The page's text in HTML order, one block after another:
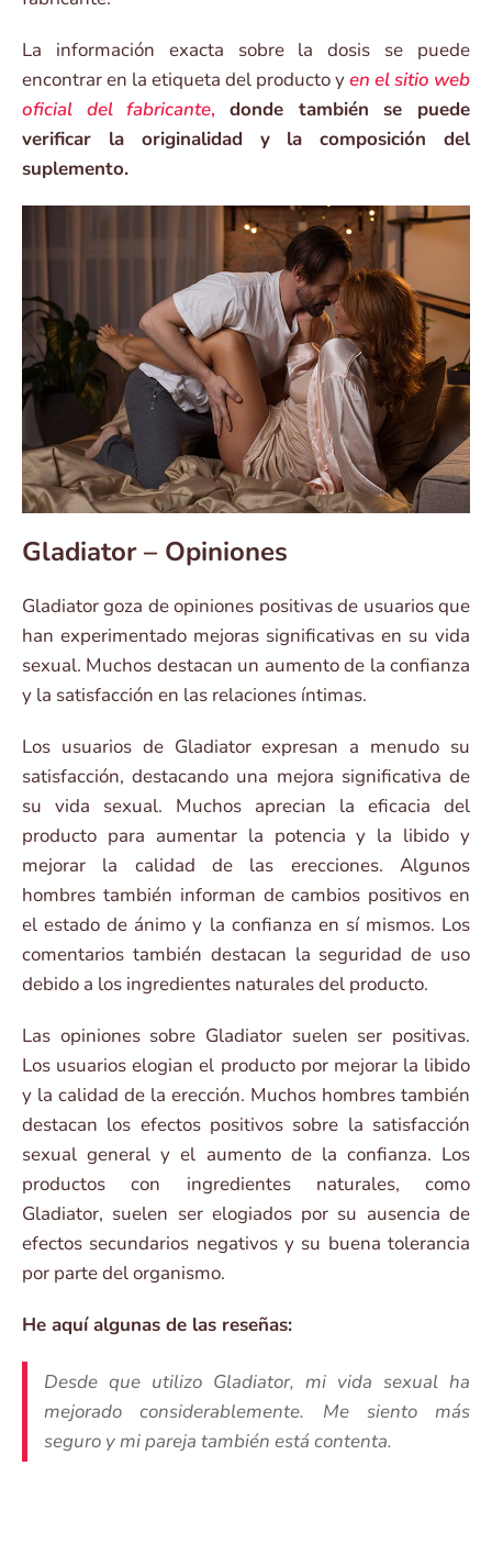
La información exacta sobre la dosis se puede
encontrar en la etiqueta del producto yen el sitio web
oficial del fabricante,donde también se puede
verificar la originalidad y la composición del
suplemento.
Gladiator – Opiniones
Gladiator goza de opiniones positivas de usuarios que
han experimentado mejoras significativas en su vida
sexual. Muchos destacan un aumento de la confianza
y la satisfacción en las relaciones íntimas.
Los usuarios de Gladiator expresan a menudo su
satisfacción, destacando una mejora significativa de
su vida sexual. Muchos aprecian la eficacia del
producto para aumentar la potencia y la libido y
mejorar la calidad de las erecciones. Algunos
hombres también informan de cambios positivos en
el estado de ánimo y la confianza en sí mismos. Los
comentarios también destacan la seguridad de uso
debido a los ingredientes naturales del producto.
Las opiniones sobre Gladiator suelen ser positivas.
Los usuarios elogian el producto por mejorar la libido
y la calidad de la erección. Muchos hombres también
destacan los efectos positivos sobre la satisfacción
sexual general y el aumento de la confianza. Los
productos con ingredientes naturales, como
Gladiator, suelen ser elogiados por su ausencia de
efectos secundarios negativos y su buena tolerancia
por parte del organismo.
He aquí algunas de las reseñas:
Desde que utilizo Gladiator, mi vida sexual ha
mejorado considerablemente. Me siento más
seguro y mi pareja también está contenta.